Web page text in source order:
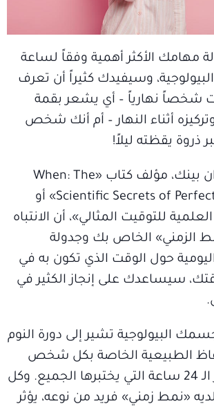
مهامك الأكثر أهمية وفقاً لساعة
وسيفيدك كثيراً أن تعرف
شخصاً نهارياً – أي يشعر بقمة
أثناء النهار – أم أنك شخص
ذروة يقظته ليلاً!
ويقول دان بينك، مؤلف كتاب «When: The
Scientific Secrets of Perfect Timing» أو
للتوقيت المثالي»، أن الانتباه
الزمني» الخاص بك وجدولة
حول الوقت الذي تكون به في
سيساعدك على إنجاز الكثير في
البيولوجية تشير إلى دورة النوم
الطبيعية الخاصة بكل شخص
على مدار الـ 24 ساعة التي يختبرها الجميع. وكل
«نمط زمني» فريد من نوعه، يؤثر